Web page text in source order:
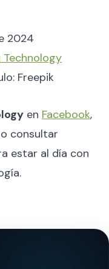
2024
Technology
Freepik
en Facebook,
consultar
estar al día con